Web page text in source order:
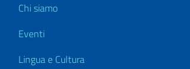
Chi siamo
Eventi
Lingua e Cultura